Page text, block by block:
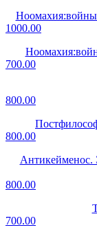
Ноомахия:войны
1000.00
700.00
800.00
800.00
Антикейменос.
800.00
700.00